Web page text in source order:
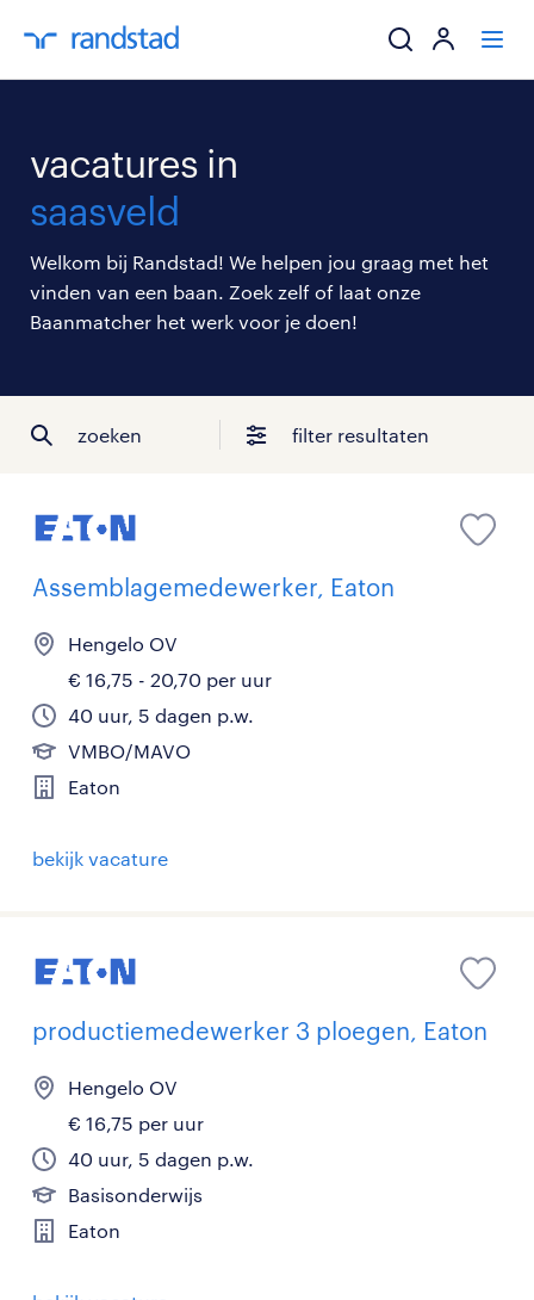
mijn carrière
over randstad
vacatures in
saasveld
Welkom bij Randstad! We helpen jou graag met het
vinden van een baan. Zoek zelf of laat onze
Baanmatcher het werk voor je doen!
zoeken filter resultaten
Assemblagemedewerker, Eaton
Hengelo OV
€ 16,75 - 20,70 per uur
40 uur, 5 dagen p.w.
VMBO/MAVO
Eaton
bekijk vacature
productiemedewerker 3 ploegen, Eaton
Hengelo OV
€ 16,75 per uur
40 uur, 5 dagen p.w.
Basisonderwijs
Eaton